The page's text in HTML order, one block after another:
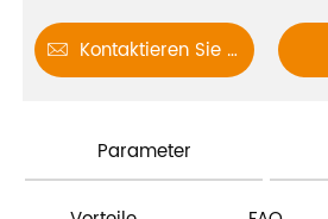
 Kontaktieren Sie uns
Parameter